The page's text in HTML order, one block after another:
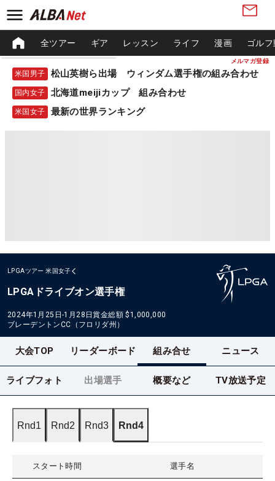
メルマガ登録
全ツアー ギア レッスン ライフ 漫画 ゴル
米国男子 松山英樹ら出場 ウィンダム選手権の組み合わせ
国内女子 北海道meijiカップ 組み合わせ
米国女子 最新の世界ランキング
LPGAツアー 米国女子
LPGAドライブオン選手権
2024年1月25日-1月28日賞金総額 $1,000,000
ブレーデントンCC（フロリダ州）
大会TOP リーダーボード 組み合せ ニュース
ライブフォト 出場選手 概要など TV放送予定
Rnd1 Rnd2 Rnd3 Rnd4
スタート時間 選手名